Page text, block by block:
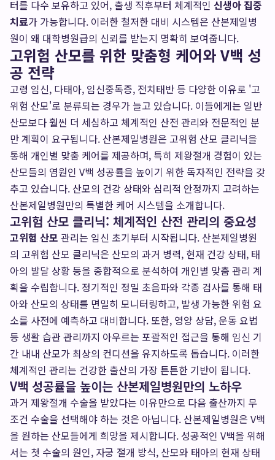
터를 다수 보유하고 있어, 출생 직후부터 체계적인 신생아 집중
치료가 가능합니다. 이러한 철저한 대비 시스템은 산본제일병
원이 왜 대학병원급의 신뢰를 받는지 명확히 보여줍니다.
고위험 산모를 위한 맞춤형 케어와 V백 성
공 전략
고령 임신, 다태아, 임신중독증, 전치태반 등 다양한 이유로 '고
위험 산모'로 분류되는 경우가 늘고 있습니다. 이들에게는 일반
산모보다 훨씬 더 세심하고 체계적인 산전 관리와 전문적인 분
만 계획이 요구됩니다. 산본제일병원은 고위험 산모 클리닉을
통해 개인별 맞춤 케어를 제공하며, 특히 제왕절개 경험이 있는
산모들의 염원인 V백 성공률을 높이기 위한 독자적인 전략을 갖
추고 있습니다. 산모의 건강 상태와 심리적 안정까지 고려하는
산본제일병원만의 특별한 케어 시스템을 소개합니다.
고위험 산모 클리닉: 체계적인 산전 관리의 중요성
고위험 산모 관리는 임신 초기부터 시작됩니다. 산본제일병원
의 고위험 산모 클리닉은 산모의 과거 병력, 현재 건강 상태, 태
아의 발달 상황 등을 종합적으로 분석하여 개인별 맞춤 관리 계
획을 수립합니다. 정기적인 정밀 초음파와 각종 검사를 통해 태
아와 산모의 상태를 면밀히 모니터링하고, 발생 가능한 위험 요
소를 사전에 예측하고 대비합니다. 또한, 영양 상담, 운동 요법
등 생활 습관 관리까지 아우르는 포괄적인 접근을 통해 임신 기
간 내내 산모가 최상의 컨디션을 유지하도록 돕습니다. 이러한
체계적인 관리는 건강한 출산의 가장 튼튼한 기반이 됩니다.
V백 성공률을 높이는 산본제일병원만의 노하우
과거 제왕절개 수술을 받았다는 이유만으로 다음 출산까지 무
조건 수술을 선택해야 하는 것은 아닙니다. 산본제일병원은 V백
을 원하는 산모들에게 희망을 제시합니다. 성공적인 V백을 위해
서는 첫 수술의 원인, 자궁 절개 방식, 산모와 태아의 현재 상태